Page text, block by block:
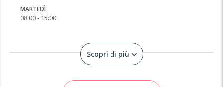
MARTEDÌ
08:00 - 15:00
Scopri di più